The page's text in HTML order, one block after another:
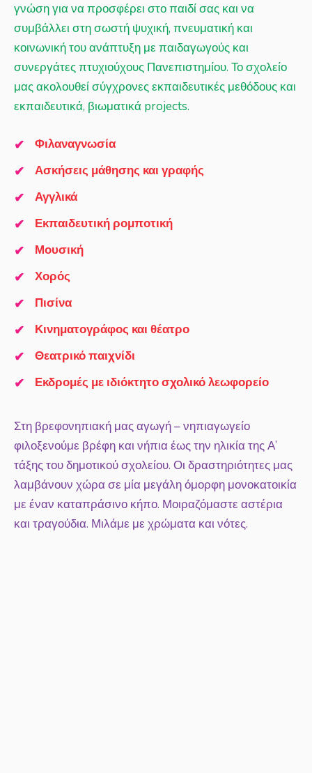
γνώση για να προσφέρει στο παιδί σας και να
συμβάλλει στη σωστή ψυχική, πνευματική και
κοινωνική του ανάπτυξη με παιδαγωγούς και
συνεργάτες πτυχιούχους Πανεπιστημίου. Το σχολείο
μας ακολουθεί σύγχρονες εκπαιδευτικές μεθόδους και
εκπαιδευτικά, βιωματικά projects.
Φιλαναγνωσία
Ασκήσεις μάθησης και γραφής
Αγγλικά
Εκπαιδευτική ρομποτική
Μουσική
Χορός
Πισίνα
Κινηματογράφος και θέατρο
Θεατρικό παιχνίδι
Εκδρομές με ιδιόκτητο σχολικό λεωφορείο
Στη βρεφονηπιακή μας αγωγή – νηπιαγωγείο
φιλοξενούμε βρέφη και νήπια έως την ηλικία της Α’
τάξης του δημοτικού σχολείου. Οι δραστηριότητες μας
λαμβάνουν χώρα σε μία μεγάλη όμορφη μονοκατοικία
με έναν καταπράσινο κήπο. Μοιραζόμαστε αστέρια
και τραγούδια. Μιλάμε με χρώματα και νότες.